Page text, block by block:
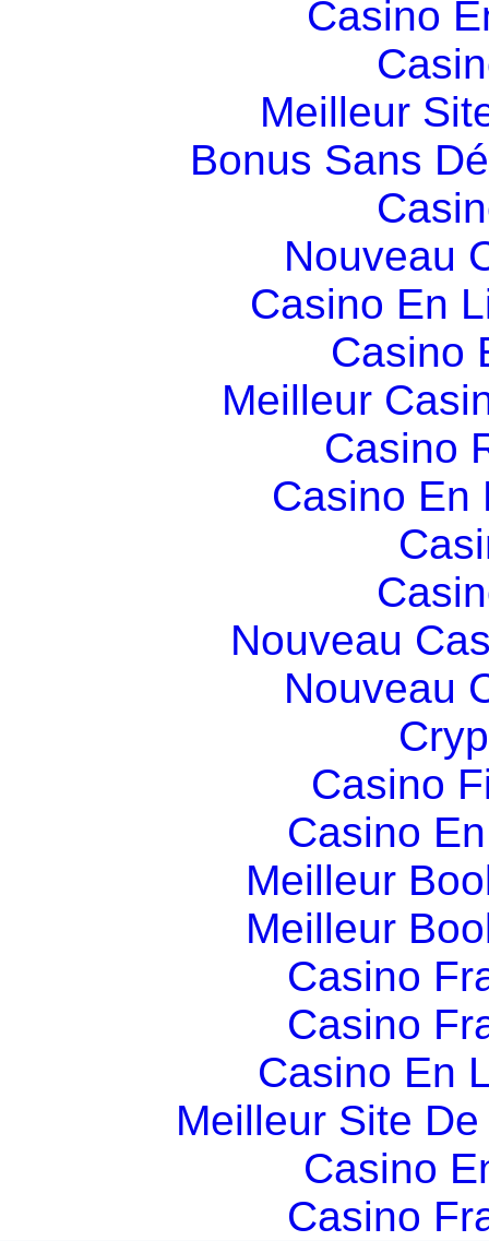
Casino
Meilleur
Bonus Sans
Nouveau
Casino En
Casino
Meilleur
Casino
Casino En
Nouveau
Nouveau
Casino
Casino
Meilleur
Meilleur
Casino
Casino
Casino En
Meilleur Site
Casino
Casino